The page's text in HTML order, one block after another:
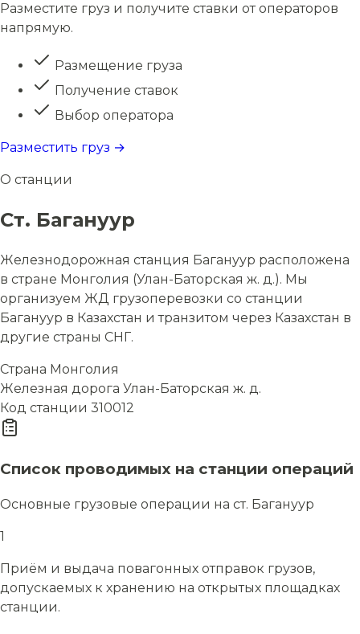
Разместите груз и получите ставки от операторов
напрямую.
Размещение груза
Получение ставок
Выбор оператора
Разместить груз →
О станции
Ст. Багануур
Железнодорожная станция Багануур расположена
в стране Монголия (Улан-Баторская ж. д.). Мы
организуем ЖД грузоперевозки со станции
Багануур в Казахстан и транзитом через Казахстан в
другие страны СНГ.
Страна Монголия
Железная дорога Улан-Баторская ж. д.
Код станции 310012
Список проводимых на станции операций
Основные грузовые операции на ст. Багануур
1
Приём и выдача повагонных отправок грузов,
допускаемых к хранению на открытых площадках
станции.